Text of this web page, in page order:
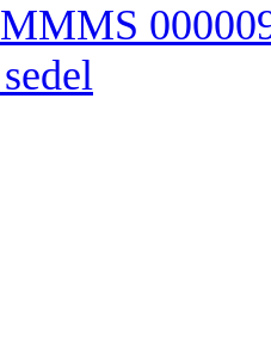
MMMS
sedel